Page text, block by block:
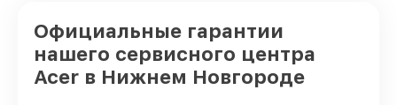
Официальные гарантии
нашего сервисного центра
Acer в Нижнем Новгороде